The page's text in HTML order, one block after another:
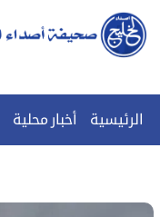
الرئيسية أخبار محلية